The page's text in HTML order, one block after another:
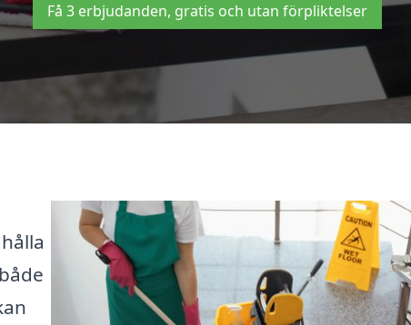
Få 3 erbjudanden, gratis och utan förpliktelser